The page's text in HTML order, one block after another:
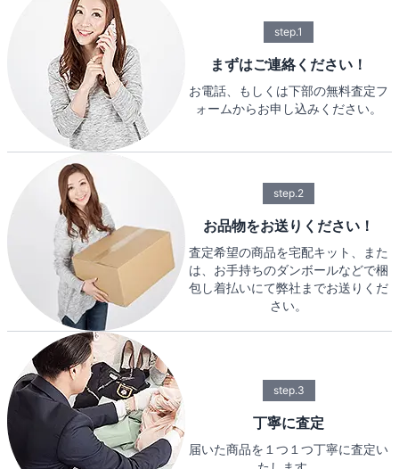
step.1
まずはご連絡ください！
お電話、もしくは下部の無料査定フ
ォームからお申し込みください。
step.2
お品物をお送りください！
査定希望の商品を宅配キット、また
は、お手持ちのダンボールなどで梱
包し着払いにて弊社までお送りくだ
さい。
step.3
丁寧に査定
届いた商品を１つ１つ丁寧に査定い